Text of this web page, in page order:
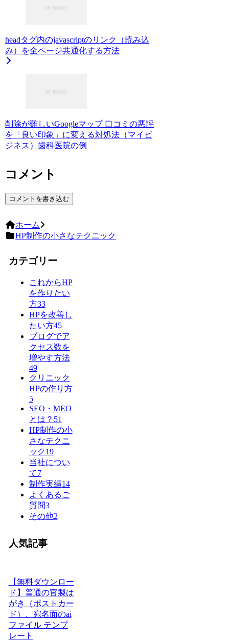
headタグ内のjavascriptのリンク（読み込
み）を全ページ共通化する方法
削除が難しいGoogleマップ 口コミの悪評
を「良い印象」に変える対処法（マイビ
ジネス）歯科医院の例
コメント
コメントを書き込む
ホーム
HP制作の小さなテクニック
カテゴリー
これからHP
を作りたい
方33
HPを改善し
たい方45
ブログでア
クセス数を
増やす方法
49
クリニック
HPの作り方
5
SEO・MEO
とは？ 51
HP制作の小
さなテクニ
ック19
当社につい
て7
制作実績14
よくあるご
質問3
その他2
人気記事
【無料ダウンロー
ド】普通の官製は
がき（ポストカー
ド）、宛名面のai
ファイル テンプ
レート